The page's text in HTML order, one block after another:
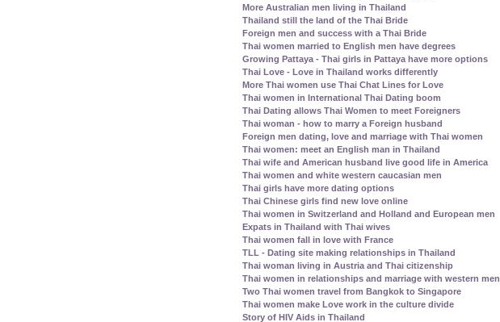
More Australian men living in Thailand
Thailand still the land of the Thai Bride
Foreign men and success with a Thai Bride
Thai women married to English men have degrees
Growing Pattaya - Thai girls in Pattaya have more options
Thai Love - Love in Thailand works differently
More Thai women use Thai Chat Lines for Love
Thai women in International Thai Dating boom
Thai Dating allows Thai Women to meet Foreigners
Thai woman - how to marry a Foreign husband
Foreign men dating, love and marriage with Thai women
Thai women: meet an English man in Thailand
Thai wife and American husband live good life in America
Thai women and white western caucasian men
Thai girls have more dating options
Thai Chinese girls find new love online
Thai women in Switzerland and Holland and European men
Expats in Thailand with Thai wives
Thai women fall in love with France
TLL - Dating site making relationships in Thailand
Thai woman living in Austria and Thai citizenship
Thai women in relationships and marriage with western men
Two Thai women travel from Bangkok to Singapore
Thai women make Love work in the culture divide
Story of HIV Aids in Thailand